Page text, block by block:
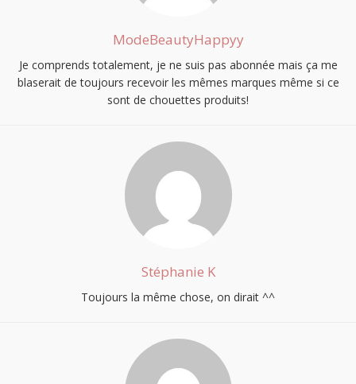
ModeBeautyHappyy
Je comprends totalement, je ne suis pas abonnée mais ça me
blaserait de toujours recevoir les mêmes marques même si ce
sont de chouettes produits!
Stéphanie K
Toujours la même chose, on dirait ^^